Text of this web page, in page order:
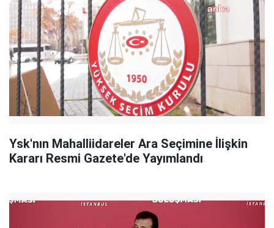
Ysk'nın Mahalliidareler Ara Seçimine İlişkin
Kararı Resmi Gazete'de Yayımlandı